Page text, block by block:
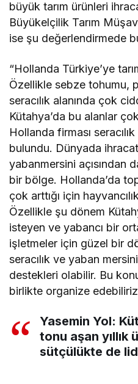
büyük tarım ürünleri
Büyükelçilik Tarım
ise şu değerlendirmede
“Hollanda Türkiye’ye
Özellikle sebze tohumu,
seracılık alanında çok
Kütahya’da bu alanlar
Hollanda firması
bulundu. Dünyada
yabanmersini açısından
bir bölge. Hollanda’da
çok arttığı için
Özellikle şu dönem
isteyen ve yabancı bir
işletmeler için güzel bir
seracılık ve yaban
destekleri olabilir. Bu
birlikte organize
Yasemin Yol:
tonu aşan yıllık
sütçülükte de